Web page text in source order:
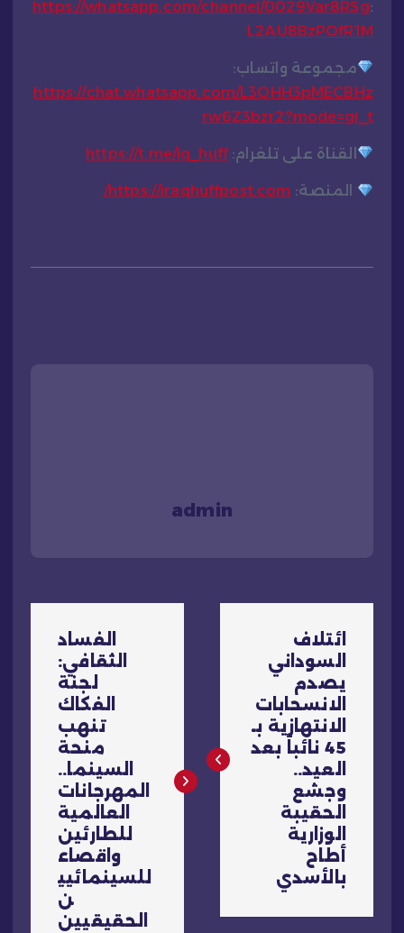
:
https://whatsapp.com/channel/0029Var8RSg
L2AU8BzPOfR1M
مجموعة واتساب:
https://chat.whatsapp.com/L3QHH3pMECBHz
rw6Z3bzr2?mode=gi_t
القناة على تلغرام:https://t.me/iq_huff
المنصة: https://iraqhuffpost.com/
admin
ص
ح
م
ائتلاف
السوداني
يصدم
الانسحابات
الانتهازية بـ
45 نائباً بعد
العيد..
وجشع
الحقيبة
الوزارية
أطاح
بالأسدي
الفساد
الثقافي:
لجنة
الفكاك
تنهب
منحة
السينما..
المهرجانات
العالمية
للطارئين
واقصاء
للسينمائيي
ن
الحقيقيين